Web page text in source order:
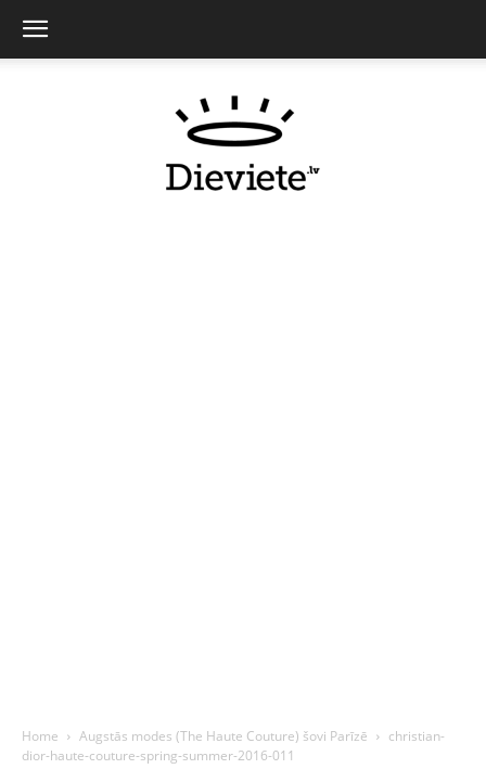
Home Augstās modes (The Haute Couture) šovi Parīzē
christian-
dior-haute-couture-spring-summer-2016-011